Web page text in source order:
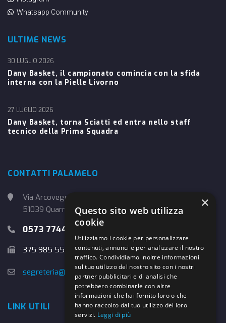
Whatsapp Community
ULTIME NEWS
Dany Basket, il campionato comincia con la sfida
interna con la Pielle Livorno
30 LUGLIO 2026
Dany Basket, torna Sciatti ed entra nello staff
tecnico della Prima Squadra
27 LUGLIO 2026
CONTATTI PALAMELO
Via Arcoveggio, 4
51039 Quarrata (PT)
0573 774457
375 985 5526
segreteria@danybasket.it
LINK UTILI
×
Questo sito web utilizza
cookie
Utilizziamo i cookie per personalizzare
contenuti, annunci e per analizzare il nostro
traffico. Condividiamo inoltre informazioni
sul tuo utilizzo del nostro sito con i nostri
partner pubblicitari e di analisi che
potrebbero combinarle con altre
informazioni che hai fornito loro o che
hanno raccolto dal tuo utilizzo dei loro
servizi. Leggi di più